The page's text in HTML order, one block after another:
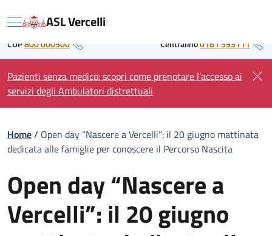
to Regione Piemonte
Menu ASL Vercelli
CUP800 000500 Centralino0161 593111
Pazienti senza medico: scopri come prenotare l’accesso ai
servizi degli Ambulatori distrettuali
Home/ Open day “Nascere a Vercelli”: il 20 giugno mattinata
dedicata alle famiglie per conoscere il Percorso Nascita
Open day “Nascere a
Vercelli”: il 20 giugno